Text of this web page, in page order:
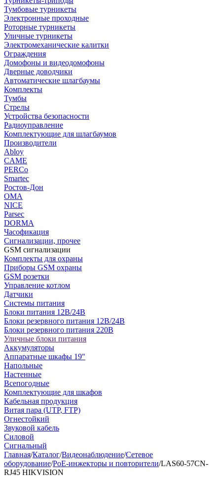
Тумбовые турникеты
Электронные проходные
Роторные турникеты
Уличные турникеты
Электромеханические калитки
Ограждения
Домофоны и видеодомофоны
Дверные доводчики
Автоматические шлагбаумы
Комплекты
Тумбы
Стрелы
Устройства безопасности
Радиоуправление
Комплектующие для шлагбаумов
Производители
Abloy
CAME
PERCo
Smartec
Ростов-Дон
ОМА
NICE
Parsec
DORMA
Часофикация
Сигнализации, прочее
GSM сигнализации
Комплекты для охраны
Приборы GSM охраны
GSM розетки
Управление котлом
Датчики
Системы питания
Блоки питания 12В/24В
Блоки резервного питания 12В/24В
Блоки резервного питания 220В
Уличные блоки питания
Аккумуляторы
Аппаратные шкафы 19"
Напольные
Настенные
Всепогодные
Комплектующие для шкафов
Кабельная продукция
Витая пара (UTP, FTP)
Огнестойкий
Звуковой кабель
Силовой
Сигнальный
Главная/Каталог/Видеонаблюдение/Сетевое
оборудование/PoE-инжекторы и повторители/LAS60-57CN-
RJ45 HIKVISION